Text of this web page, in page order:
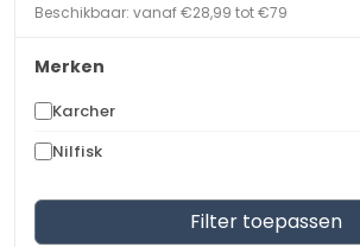
Beschikbaar: vanaf €28,99 tot €79
Merken
Karcher
Nilfisk
Filter toepassen